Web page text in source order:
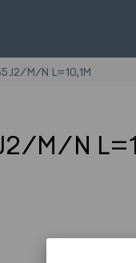
M/N L=10,1M
M/N